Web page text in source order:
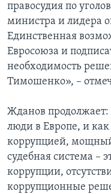
правосудия по
министра и лидера
Единственная
Евросоюза и
необходимость
Тимошенко», –
Жданов продолжает:
люди в Европе, и как
коррупцией,
судебная система –
коррупции,
коррупционные